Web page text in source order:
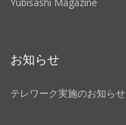
お知らせ
テレワーク実施のお知らせ